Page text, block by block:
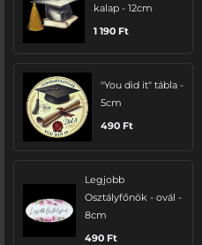
kalap - 12cm
1 190 Ft
"You did it" tábla -
5cm
490 Ft
Legjobb
Osztályfőnök - ovál -
8cm
490 Ft